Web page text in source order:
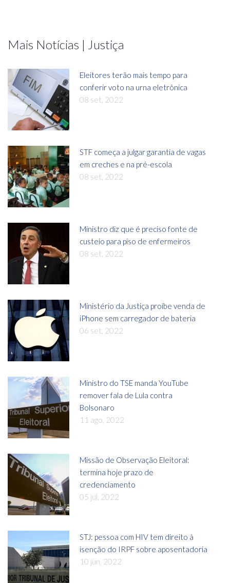
Mais Notícias | Justiça
Eleitores terão mais tempo para
conferir voto na urna eletrônica
08 set, 2022
STF começa a julgar garantia de vagas
em creches e na pré-escola
08 set, 2022
Ministro diz que é preciso fonte de
custeio para piso de enfermeiros
08 set, 2022
Ministério da Justiça proíbe venda de
iPhone sem carregador de bateria
06 set, 2022
Ministro do TSE manda YouTube
remover fala de Lula contra
Bolsonaro
11 ago, 2022
Missão de Observação Eleitoral:
termina hoje prazo de
credenciamento
05 jul, 2022
STJ: pessoa com HIV tem direito à
isenção do IRPF sobre aposentadoria
10 jun, 2022